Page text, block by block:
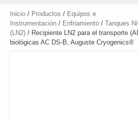
Inicio / Productos / Equipos e
Instrumentación / Enfriamiento / Tanques
(LN2) / Recipiente LN2 para el transporte
biológicas AC DS-B, Auguste Cryogenics®